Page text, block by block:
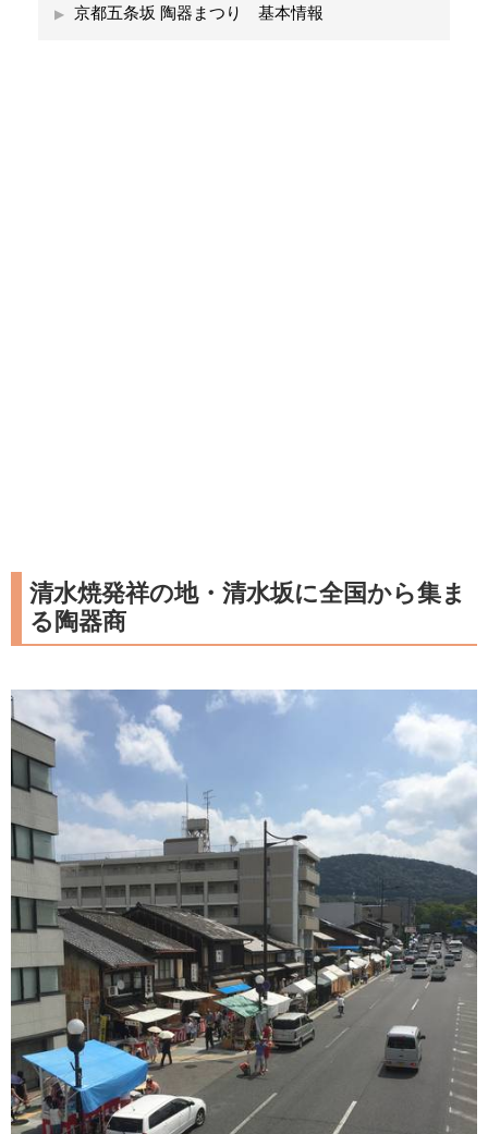
京都五条坂 陶器まつり 基本情報
清水焼発祥の地・清水坂に全国から集ま
る陶器商